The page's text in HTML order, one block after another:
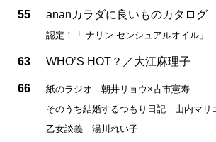
55 ananカラダに良いものカタログ
認定！「 ナリン センシュアルオイル」
63 WHO’S HOT？／大江麻理子
66
紙のラジオ 朝井リョウ×古市憲寿
そのうち結婚するつもり日記 山内マリ
乙女談義 湯川れい子